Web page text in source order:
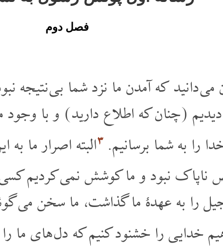
فصل دوم
دانید که آمدن ما نزد شما بی نتیجه
دیدیم (چنان که اطلاع دارید) و با
را به شما برسانیم. ۳البته اصرار ما به
ناپاک نبود و ما کوشش نمی کردیم
را به عهدۀ ما گذاشت، ما سخن می
خدایی را خشنود کنیم که دل های ما را